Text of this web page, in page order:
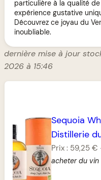
particulière à la qualité
expérience gustative
Découvrez ce joyau du
inoubliable.
dernière mise à jour
2026 à 15:46
Sequoia
Distillerie
Prix : 59,25 €
acheter du vin